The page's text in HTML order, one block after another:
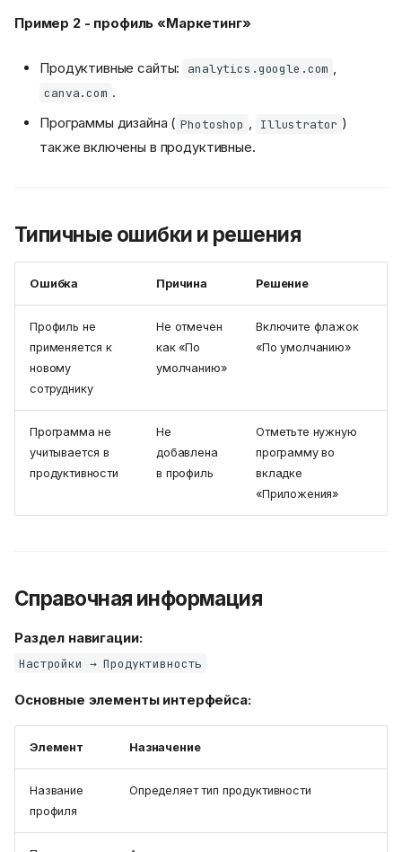
Функциональные
возможности
Пошаговая инструкция
продуктивности
1. Откройте раздел
«Настройки/
2. Создайте новый или
выберите существующий
продуктивные ресурсы
для применения
изменений
добавления программы в
профиль продуктивности
1. Откройте раздел
Пример 2 - профиль «Маркетинг»
Продуктивные сайты: analytics.google.com ,
canva.com .
Программы дизайна ( Photoshop , Illustrator )
также включены в продуктивные.
Типичные ошибки и решения
Ошибка Причина Решение
Профиль не
применяется к
новому
сотруднику
Не отмечен
как «По
умолчанию»
Включите флажок
«По умолчанию»
Программа не
учитывается в
продуктивности
Не
добавлена
в профиль
Отметьте нужную
программу во
вкладке
«Приложения»
Справочная информация
Раздел навигации:
Настройки → Продуктивность
Основные элементы интерфейса:
Элемент Назначение
Название
профиля
Определяет тип продуктивности